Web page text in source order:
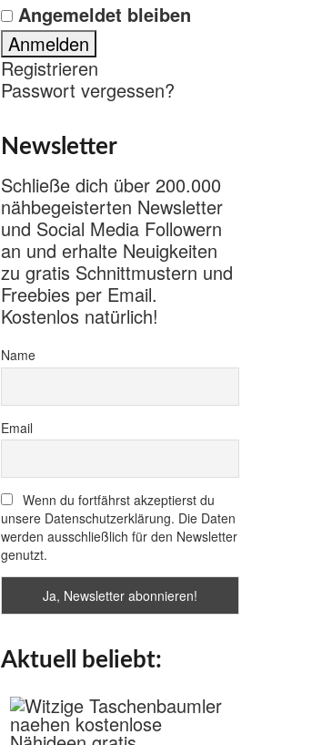
Angemeldet bleiben
Registrieren
Passwort vergessen?
Newsletter
Schließe dich über 200.000
nähbegeisterten Newsletter
und Social Media Followern
an und erhalte Neuigkeiten
zu gratis Schnittmustern und
Freebies per Email.
Kostenlos natürlich!
Name
Email
Wenn du fortfährst akzeptierst du
unsere Datenschutzerklärung. Die Daten
werden ausschließlich für den Newsletter
genutzt.
Aktuell beliebt: